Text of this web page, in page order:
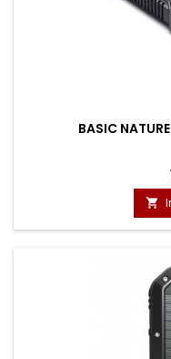
BASIC
